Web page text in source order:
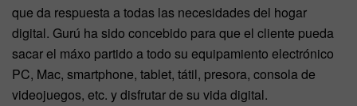
que da respuesta a todas las necesidades del hogar
digital. Gurú ha sido concebido para que el cliente pueda
sacar el máxo partido a todo su equipamiento electrónico
PC, Mac, smartphone, tablet, tátil, presora, consola de
videojuegos, etc. y disfrutar de su vida digital.